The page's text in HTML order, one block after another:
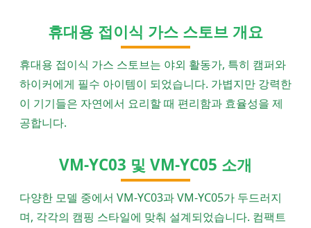
휴대용 접이식 가스 스토브 개요
휴대용 접이식 가스 스토브는 야외 활동가, 특히 캠퍼와
하이커에게 필수 아이템이 되었습니다. 가볍지만 강력한
이 기기들은 자연에서 요리할 때 편리함과 효율성을 제
공합니다.
VM-YC03 및 VM-YC05 소개
다양한 모델 중에서 VM-YC03과 VM-YC05가 두드러지
며, 각각의 캠핑 스타일에 맞춰 설계되었습니다. 컴팩트